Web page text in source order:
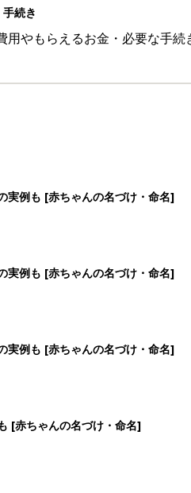
続き
用やもらえるお金・必要な手続
実例も [赤ちゃんの名づけ・命名]
実例も [赤ちゃんの名づけ・命名]
実例も [赤ちゃんの名づけ・命名]
[赤ちゃんの名づけ・命名]